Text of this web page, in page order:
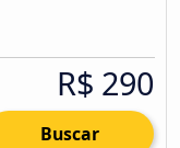
R$ 290
Buscar